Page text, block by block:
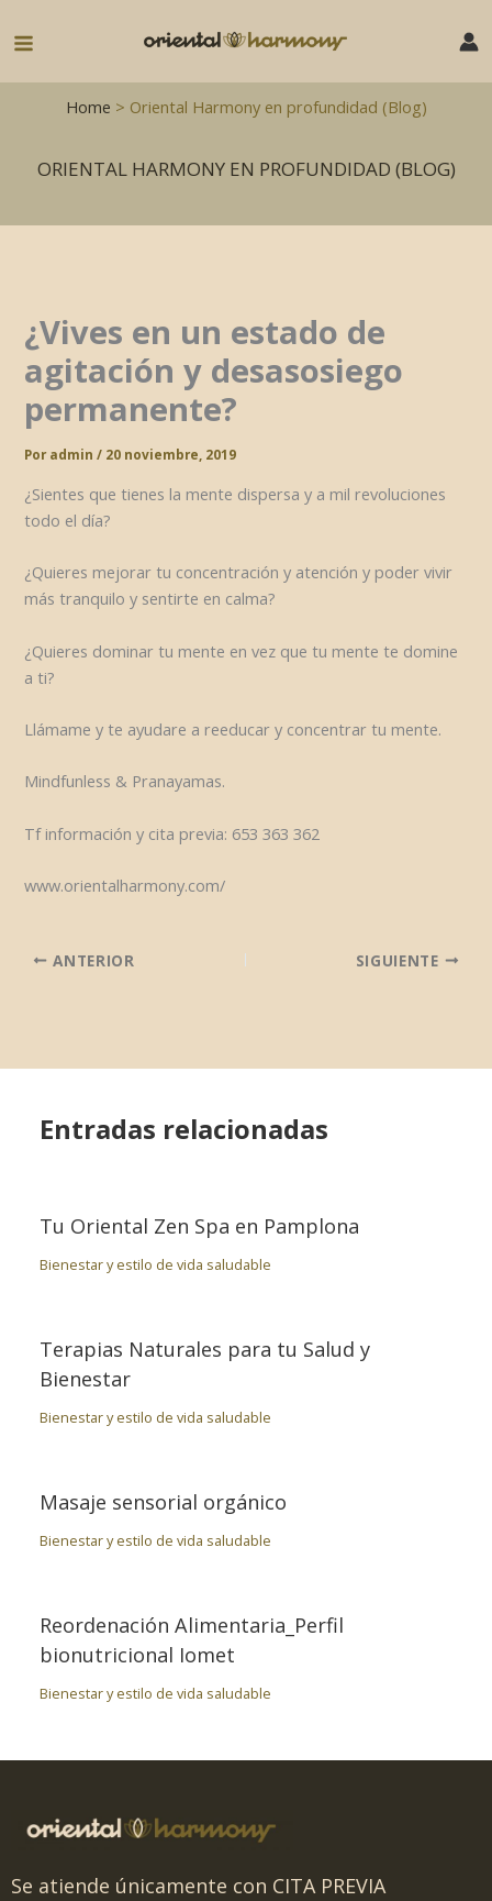
Main
MenuHome > Oriental Harmony en profundidad (Blog)
ORIENTAL HARMONY EN PROFUNDIDAD (BLOG)
¿Vives en un estado de
agitación y desasosiego
permanente?
Poradmin/ 20 noviembre, 2019
¿Sientes que tienes la mente dispersa y a mil revoluciones
todo el día?
¿Quieres mejorar tu concentración y atención y poder vivir
más tranquilo y sentirte en calma?
¿Quieres dominar tu mente en vez que tu mente te domine
a ti?
Llámame y te ayudare a reeducar y concentrar tu mente.
Mindfunless & Pranayamas.
Tf información y cita previa: 653 363 362
www.orientalharmony.com/
ANTERIOR SIGUIENTE
Entradas relacionadas
Tu Oriental Zen Spa en Pamplona
Bienestar y estilo de vida saludable
Terapias Naturales para tu Salud y
Bienestar
Bienestar y estilo de vida saludable
Masaje sensorial orgánico
Bienestar y estilo de vida saludable
Reordenación Alimentaria_Perfil
bionutricional Iomet
Bienestar y estilo de vida saludable
Se atiende únicamente con CITA PREVIA